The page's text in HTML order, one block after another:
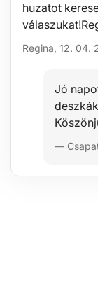
huzatot
Regina, 12. 04.
Jó
—